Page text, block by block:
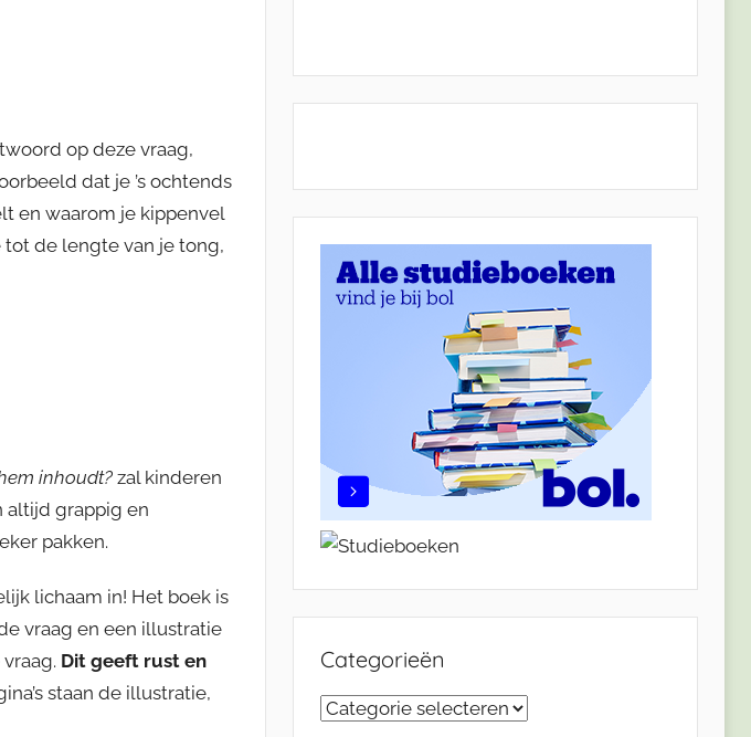
op deze vraag,
dat je ’s ochtends
en waarom je kippenvel
tot de lengte van je tong,
inhoudt? zal kinderen
altijd grappig en
pakken.
lichaam in! Het boek is
vraag en een illustratie
Dit geeft rust en
staan de illustratie,
Categorieën
Categorieën